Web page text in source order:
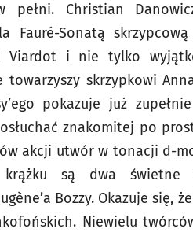
pełni. Christian
Fauré-Sonatą
Viardot i nie tylko
skrzypkowi
pokazuje już
znakomitej po
akcji utwór w tonacji d-
są dwa świetne
Bozzy. Okazuje się,
Niewielu